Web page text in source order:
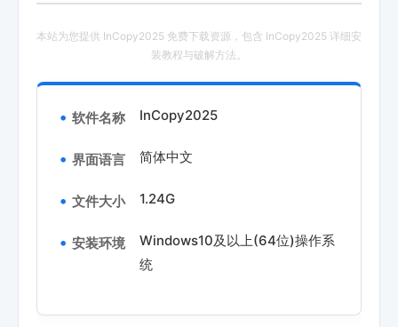
本站为您提供 InCopy2025 免费下载资源，包含 InCopy2025 详细安
装教程与破解方法。
软件名称 InCopy2025
界面语言 简体中文
文件大小 1.24G
安装环境
Windows10及以上(64位)操作系
统